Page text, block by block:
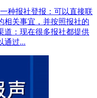
种报社登报：可以直接联
相关事宜，并按照报社的
道：现在很多报社都提供
通过...